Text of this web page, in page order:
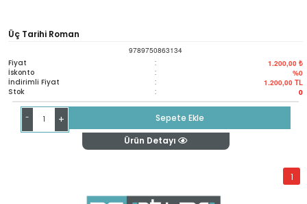
Üç Tarihi Roman
9789750863134
Fiyat : 1.200,00 ₺
İskonto : %0
İndirimli Fiyat : 1.200,00 TL
Stok : 0
- +
Sepete Ekle
Ürün Detayı
1